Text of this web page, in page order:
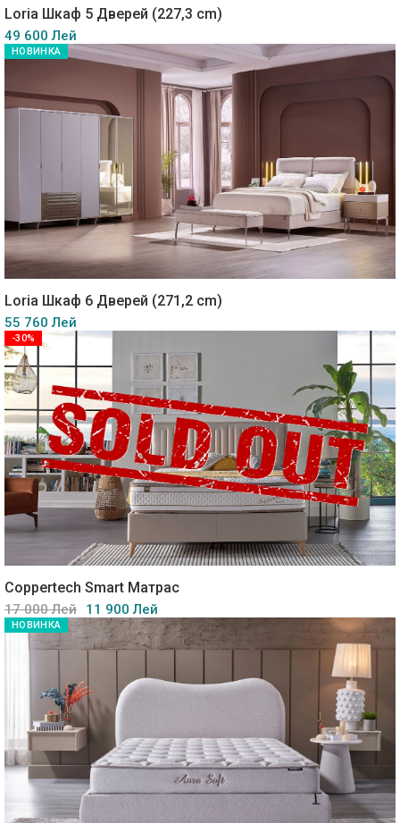
Loria Шкаф 5 Дверей (227,3 cm)
49 600 Лей
НОВИНКА
Loria Шкаф 6 Дверей (271,2 cm)
55 760 Лей
-30%
Coppertech Smart Матрас
17 000 Лей 11 900 Лей
НОВИНКА